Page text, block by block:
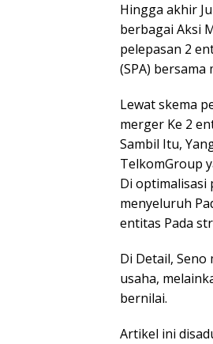
Hingga akhir
berbagai Aksi
pelepasan 2
(SPA) bersama
Lewat skema
merger Ke 2
Sambil Itu,
TelkomGroup
Di optimalisasi
menyeluruh
entitas Pada
Di Detail,
usaha,
bernilai.
Artikel ini